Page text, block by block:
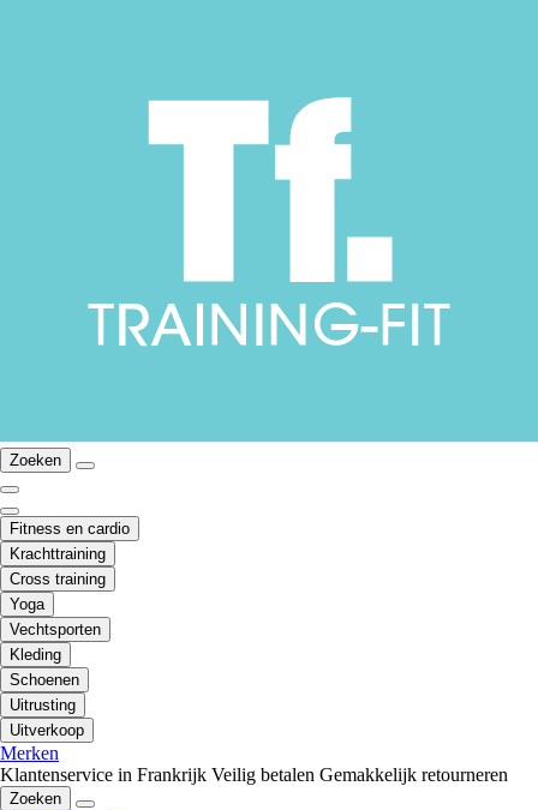
Zoeken
Fitness en cardio
Krachttraining
Cross training
Yoga
Vechtsporten
Kleding
Schoenen
Uitrusting
Uitverkoop
Merken
Klantenservice in Frankrijk Veilig betalen Gemakkelijk retourneren
Zoeken